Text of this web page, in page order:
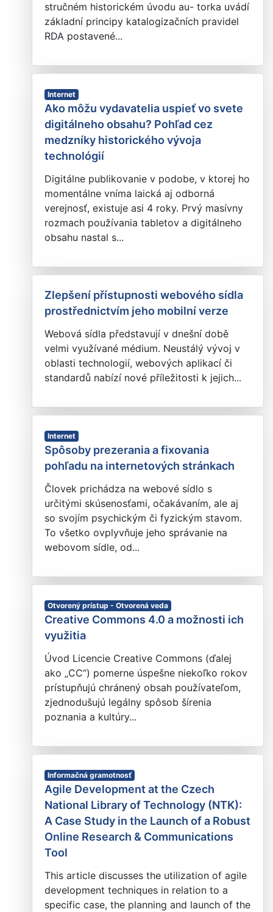
stručném historickém úvodu au- torka uvádí
základní principy katalogizačních pravidel
RDA postavené...
Internet
Ako môžu vydavatelia uspieť vo svete
digitálneho obsahu? Pohľad cez
medzníky historického vývoja
technológií
Digitálne publikovanie v podobe, v ktorej ho
momentálne vníma laická aj odborná
verejnosť, existuje asi 4 roky. Prvý masívny
rozmach používania tabletov a digitálneho
obsahu nastal s...
Zlepšení přístupnosti webového sídla
prostřednictvím jeho mobilní verze
Webová sídla představují v dnešní době
velmi využívané médium. Neustálý vývoj v
oblasti technologií, webových aplikací či
standardů nabízí nové příležitosti k jejich...
Internet
Spôsoby prezerania a fixovania
pohľadu na internetových stránkach
Človek prichádza na webové sídlo s
určitými skúsenosťami, očakávaním, ale aj
so svojím psychickým či fyzickým stavom.
To všetko ovplyvňuje jeho správanie na
webovom sídle, od...
Otvorený prístup - Otvorená veda
Creative Commons 4.0 a možnosti ich
využitia
Úvod Licencie Creative Commons (ďalej
ako „CC“) pomerne úspešne niekoľko rokov
prístupňujú chránený obsah používateľom,
zjednodušujú legálny spôsob šírenia
poznania a kultúry...
Informačná gramotnosť
Agile Development at the Czech
National Library of Technology (NTK):
A Case Study in the Launch of a Robust
Online Research & Communications
Tool
This article discusses the utilization of agile
development techniques in relation to a
specific case, the planning and launch of the